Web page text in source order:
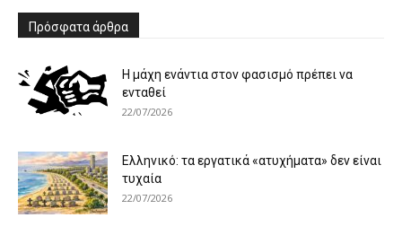
Πρόσφατα άρθρα
Η μάχη ενάντια στον φασισμό πρέπει να
ενταθεί
22/07/2026
Ελληνικό: τα εργατικά «ατυχήματα» δεν είναι
τυχαία
22/07/2026